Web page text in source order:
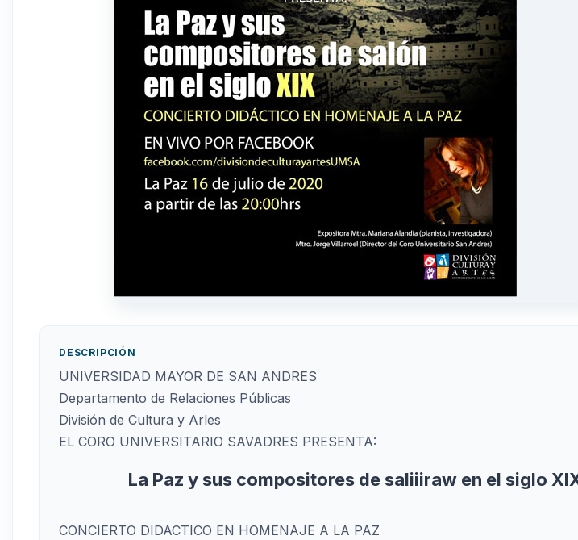
DESCRIPCIÓN
UNIVERSIDAD MAYOR DE SAN ANDRES
Departamento de Relaciones Públicas
División de Cultura y Arles
EL CORO UNIVERSITARIO SAVADRES PRESENTA:
La Paz y sus compositores de saliiiraw en el siglo
CONCIERTO DIDACTICO EN HOMENAJE A LA PAZ